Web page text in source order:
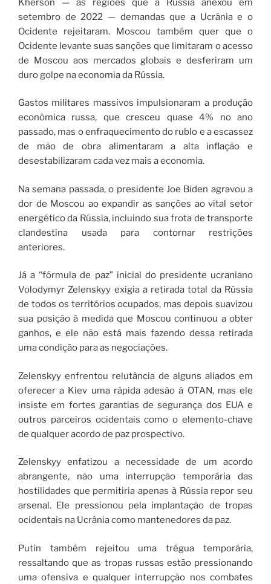
Kherson — as regiões que a Rússia anexou em
setembro de 2022 — demandas que a Ucrânia e o
Ocidente rejeitaram. Moscou também quer que o
Ocidente levante suas sanções que limitaram o acesso
de Moscou aos mercados globais e desferiram um
duro golpe na economia da Rússia.
Gastos militares massivos impulsionaram a produção
econômica russa, que cresceu quase 4% no ano
passado, mas o enfraquecimento do rublo e a escassez
de mão de obra alimentaram a alta inflação e
desestabilizaram cada vez mais a economia.
Na semana passada, o presidente Joe Biden agravou a
dor de Moscou ao expandir as sanções ao vital setor
energético da Rússia, incluindo sua frota de transporte
clandestina usada para contornar restrições
anteriores.
Já a “fórmula de paz” inicial do presidente ucraniano
Volodymyr Zelenskyy exigia a retirada total da Rússia
de todos os territórios ocupados, mas depois suavizou
sua posição à medida que Moscou continuou a obter
ganhos, e ele não está mais fazendo dessa retirada
uma condição para as negociações.
Zelenskyy enfrentou relutância de alguns aliados em
oferecer a Kiev uma rápida adesão à OTAN, mas ele
insiste em fortes garantias de segurança dos EUA e
outros parceiros ocidentais como o elemento-chave
de qualquer acordo de paz prospectivo.
Zelenskyy enfatizou a necessidade de um acordo
abrangente, não uma interrupção temporária das
hostilidades que permitiria apenas à Rússia repor seu
arsenal. Ele pressionou pela implantação de tropas
ocidentais na Ucrânia como mantenedores da paz.
Putin também rejeitou uma trégua temporária,
ressaltando que as tropas russas estão pressionando
uma ofensiva e qualquer interrupção nos combates